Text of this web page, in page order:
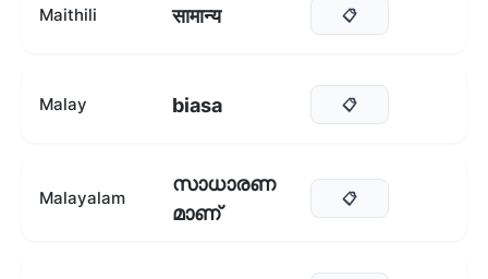
Maithili सामान्य 📋
Malay biasa 📋
Malayalam
സാധാരണ
മാണ്
📋